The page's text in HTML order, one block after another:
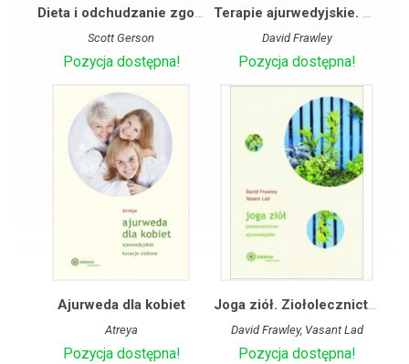
Dieta i odchudzanie zgodnie z ajurwedą
Scott Gerson
Pozycja dostępna!
Terapie ajurwedyjskie. Praktyczny przewodnik
David Frawley
Pozycja dostępna!
Ajurweda dla kobiet
Atreya
Pozycja dostępna!
Joga ziół. Ziołolecznictwo ajurwedyjskie
David Frawley, Vasant Lad
Pozycja dostępna!